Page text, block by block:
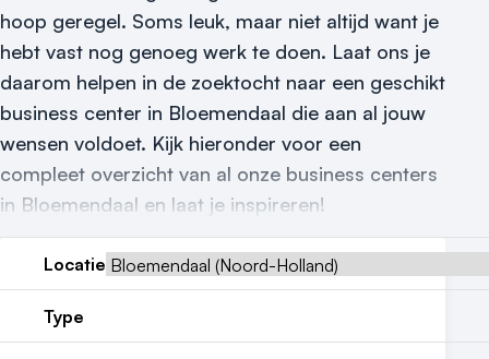
Reviews (5⭐️)
Contact
hoop geregel. Soms leuk, maar niet altijd want je
hebt vast nog genoeg werk te doen. Laat ons je
daarom helpen in de zoektocht naar een geschikt
business center in Bloemendaal die aan al jouw
wensen voldoet. Kijk hieronder voor een
compleet overzicht van al onze business centers
in Bloemendaal en laat je inspireren!
Locatie
Type